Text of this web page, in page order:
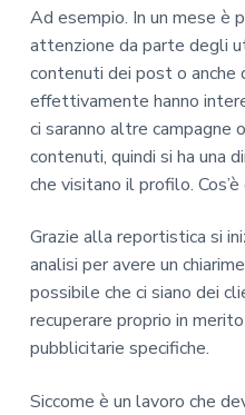
Ad esempio. In un mese è
attenzione da parte degli
contenuti dei post o anche
effettivamente hanno
ci saranno altre campagne
contenuti, quindi si ha una
che visitano il profilo.
Grazie alla reportistica si
analisi per avere un
possibile che ci siano dei
recuperare proprio in
pubblicitarie specifiche.
Siccome è un lavoro che